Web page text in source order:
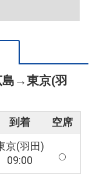
→東京(羽
到着 空席
京(羽田)
09:00